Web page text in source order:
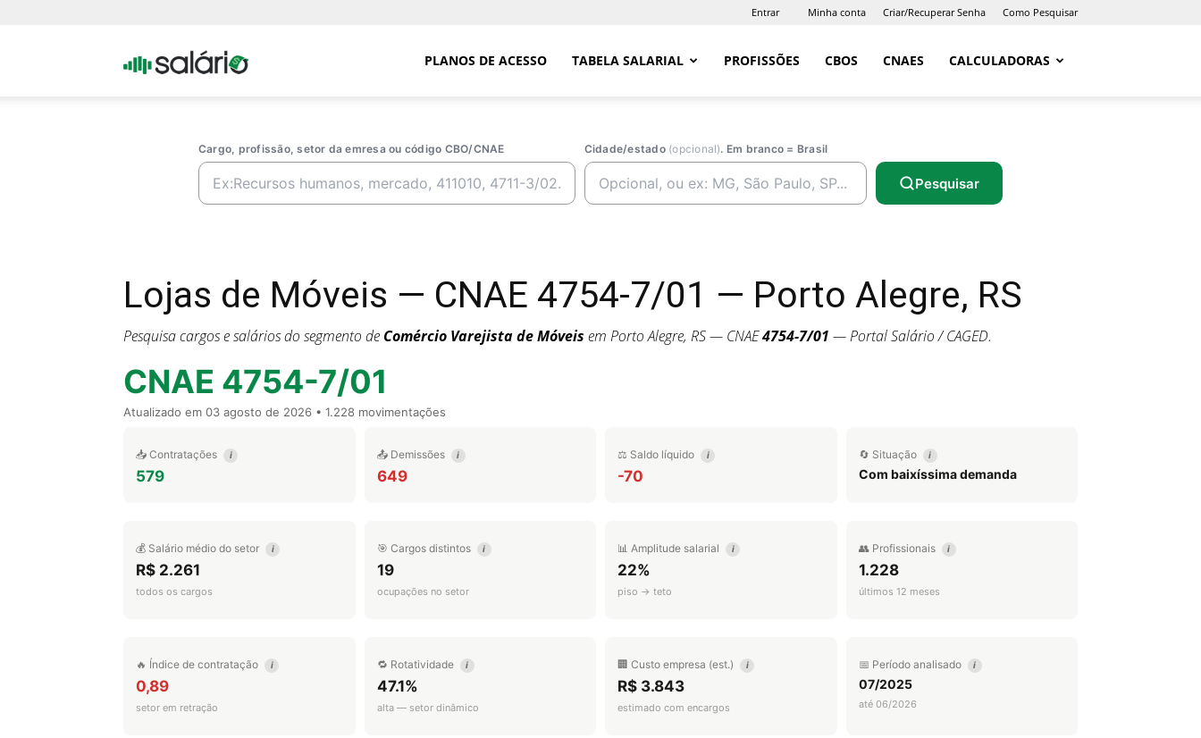
Entrar Minha conta Criar/Recuperar Senha Como Pesquisar
Portal PLANOS DE ACESSO TABELA SALARIAL PROFISSÕES CBOS CNAES CALCULADORAS
Cargo, profissão, setor da emresa ou código CBO/CNAE Cidade/estado (opcional). Em branco = Brasil
Pesquisar
Lojas de Móveis — CNAE 4754-7/01 — Porto Alegre, RS
Pesquisa cargos e salários do segmento de Comércio Varejista de Móveis em Porto Alegre, RS — CNAE4754-7/01 — Portal Salário / CAGED.
CNAE 4754-7/01
Atualizado em 03 agosto de 2026 • 1.228 movimentações
📥 Contratações i
579
📤 Demissões i
649
⚖️ Saldo líquido i
-70
🔄 Situação i
Com baixíssima demanda
💰 Salário médio do setor i
R$ 2.261
todos os cargos
🎯 Cargos distintos i
19
ocupações no setor
📊 Amplitude salarial i
22%
piso → teto
👥 Profissionais i
1.228
últimos 12 meses
🔥 Índice de contratação i
0,89
setor em retração
🔁 Rotatividade i
47.1%
alta — setor dinâmico
🏢 Custo empresa (est.) i
R$ 3.843
estimado com encargos
📅 Período analisado i
07/2025
até 06/2026